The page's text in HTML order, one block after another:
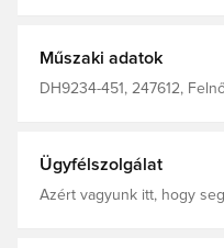
maradsz - Cipzáras
készült
Műszaki adatok
DH9234-451, 247612,
Ügyfélszolgálat
Azért vagyunk itt, hogy